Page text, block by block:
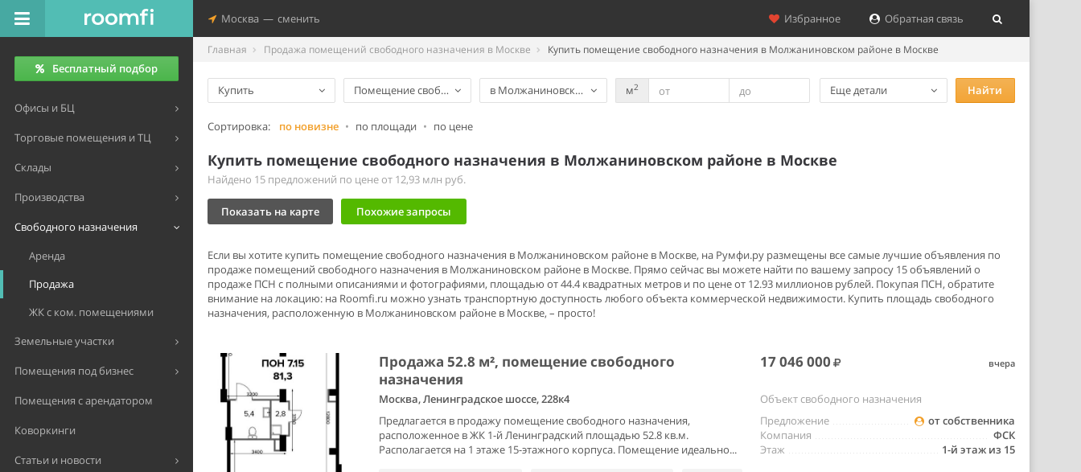
Москва — сменить Избранное Обратная связь
Бесплатный подбор
Офисы и БЦ
Торговые помещения и ТЦ
Склады
Производства
Свободного назначения
Аренда
Продажа
ЖК с ком. помещениями
Земельные участки
Помещения под бизнес
Помещения с арендатором
Коворкинги
Статьи и новости
Главная Продажа помещений свободного назначения в Москве Купить помещение свободного назначения в Молжаниновском районе в Москве
Купить Помещение свободного назначенияв Молжаниновском районем2 Еще детали Найти
Сортировка: по новизне • по площади • по цене
Купить помещение свободного назначения в Молжаниновском районе в Москве
Найдено 15 предложений по цене от 12,93 млн руб.
Показать на карте Похожие запросы
Если вы хотите купить помещение свободного назначения в Молжаниновском районе в Москве, на Румфи.ру размещены все самые лучшие объявления по
продаже помещений свободного назначения в Молжаниновском районе в Москве. Прямо сейчас вы можете найти по вашему запросу 15 объявлений о
продаже ПСН с полными описаниями и фотографиями, площадью от 44.4 квадратных метров и по цене от 12.93 миллионов рублей. Покупая ПСН, обратите
внимание на локацию: на Roomfi.ru можно узнать транспортную доступность любого объекта коммерческой недвижимости. Купить площадь свободного
назначения, расположенную в Молжаниновском районе в Москве, – просто!
Продажа 52.8 м², помещение свободного
назначения
17 046 000 вчера
Москва, Ленинградское шоссе, 228к4
Объект свободного назначения
Предлагается в продажу помещение свободного назначения,
расположенное в ЖК 1-й Ленинградский площадью 52.8 кв.м.
Располагается на 1 этаже 15-этажного корпуса. Помещение идеально...
от собственника
Предложение
ФСК
Компания
1-й этаж из 15
Этаж